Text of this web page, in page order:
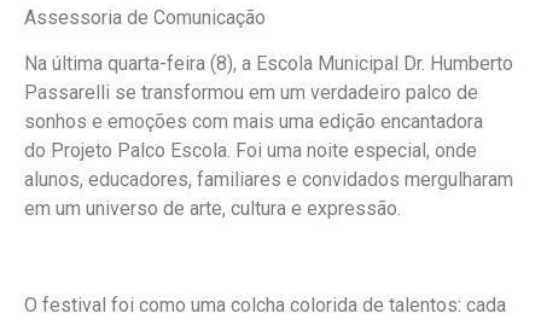
Assessoria de Comunicação
Na última quarta-feira (8), a Escola Municipal Dr. Humberto
Passarelli se transformou em um verdadeiro palco de
sonhos e emoções com mais uma edição encantadora
do Projeto Palco Escola. Foi uma noite especial, onde
alunos, educadores, familiares e convidados mergulharam
em um universo de arte, cultura e expressão.
O festival foi como uma colcha colorida de talentos: cada